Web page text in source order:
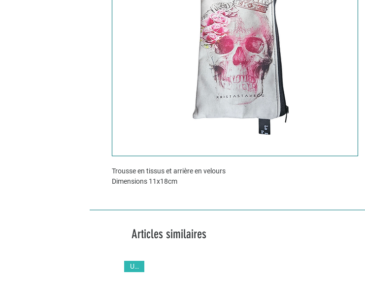
Trousse en tissus et arrière en velours
Dimensions 11x18cm
Articles similaires
Unik